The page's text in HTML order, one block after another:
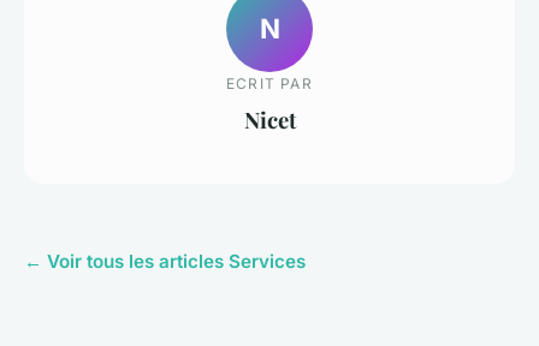
N
ECRIT PAR
Nicet
← Voir tous les articles Services